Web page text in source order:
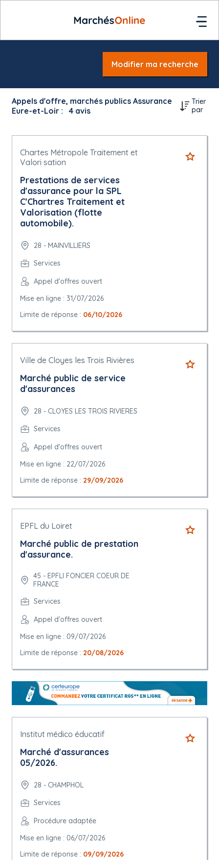
Modifier ma recherche
Appels d'offre, marchés publics Assurance
Eure-et-Loir :
4 avis
Trier
par
Chartes Métropole Traitement et
Valori sation
Prestations de services
d'assurance pour la SPL
C'Chartres Traitement et
Valorisation (flotte
automobile).
28 - MAINVILLIERS
Services
Appel d'offres ouvert
Mise en ligne : 31/07/2026
Limite de réponse : 06/10/2026
Ville de Cloyes les Trois Rivières
Marché public de service
d'assurances
28 - CLOYES LES TROIS RIVIERES
Services
Appel d'offres ouvert
Mise en ligne : 22/07/2026
Limite de réponse : 29/09/2026
EPFL du Loiret
Marché public de prestation
d'assurance.
45 - EPFLI FONCIER COEUR DE
FRANCE
Services
Appel d'offres ouvert
Mise en ligne : 09/07/2026
Limite de réponse : 20/08/2026
Institut médico éducatif
Marché d'assurances
05/2026.
28 - CHAMPHOL
Services
Procédure adaptée
Mise en ligne : 06/07/2026
Limite de réponse : 09/09/2026